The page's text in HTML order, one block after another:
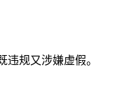
规又涉嫌虚假。